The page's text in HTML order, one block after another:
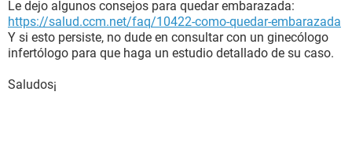
Le dejo algunos consejos para quedar embarazada:
https://salud.ccm.net/faq/10422-como-quedar-embarazada
Y si esto persiste, no dude en consultar con un ginecólogo
infertólogo para que haga un estudio detallado de su caso.
Saludos¡